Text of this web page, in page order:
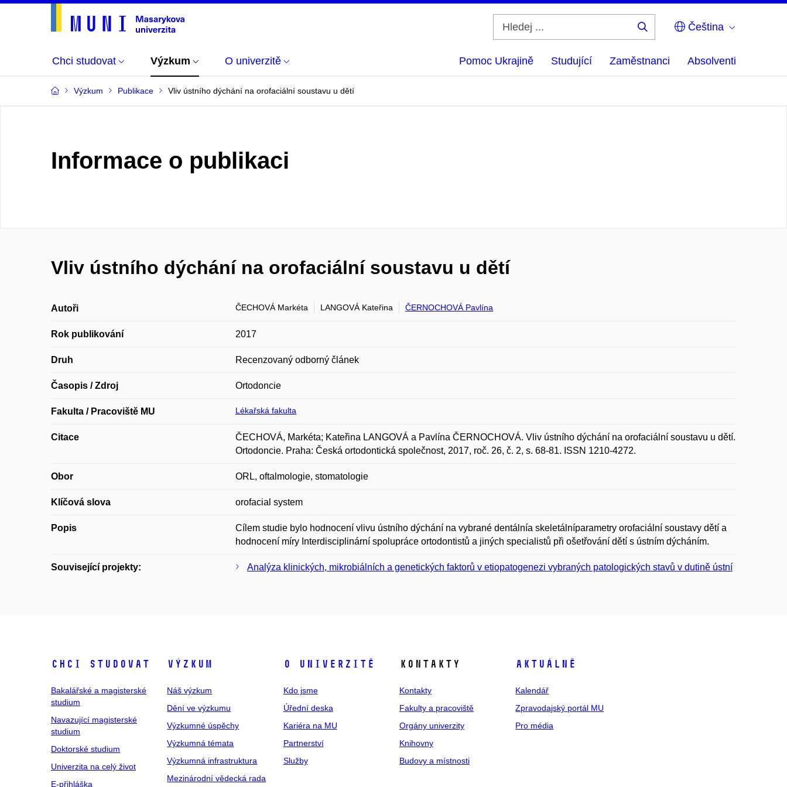
Čeština
Chci studovat Výzkum O univerzitě Pomoc Ukrajině Studující Zaměstnanci Absolventi
Výzkum Publikace Vliv ústního dýchání na orofaciální soustavu u dětí
Informace o publikaci
Vliv ústního dýchání na orofaciální soustavu u dětí
Autoři ČECHOVÁ Markéta LANGOVÁ Kateřina ČERNOCHOVÁ Pavlína
Rok publikování 2017
Druh Recenzovaný odborný článek
Časopis / Zdroj Ortodoncie
Fakulta / Pracoviště MU Lékařská fakulta
Citace
ČECHOVÁ, Markéta; Kateřina LANGOVÁ a Pavlína ČERNOCHOVÁ. Vliv ústního dýchání na orofaciální soustavu u dětí.
Ortodoncie. Praha: Česká ortodontická společnost, 2017, roč. 26, č. 2, s. 68-81. ISSN 1210-4272.
Obor ORL, oftalmologie, stomatologie
Klíčová slova orofacial system
Popis
Cílem studie bylo hodnocení vlivu ústního dýchání na vybrané dentálnía skeletálníparametry orofaciální soustavy dětí a
hodnocení míry Interdisciplinární spolupráce ortodontistů a jiných specialistů při ošetřování dětí s ústním dýcháním.
Související projekty: Analýza klinických, mikrobiálních a genetických faktorů v etiopatogenezi vybraných patologických stavů v dutině ústní
Chci studovat
Bakalářské a magisterské
studium
Navazující magisterské
studium
Doktorské studium
Univerzita na celý život
E-přihláška
Výzkum
Náš výzkum
Dění ve výzkumu
Výzkumné úspěchy
Výzkumná témata
Výzkumná infrastruktura
Mezinárodní vědecká rada
O univerzitě
Kdo jsme
Úřední deska
Kariéra na MU
Partnerství
Služby
Kontakty
Kontakty
Fakulty a pracoviště
Orgány univerzity
Knihovny
Budovy a místnosti
Aktuálně
Kalendář
Zpravodajský portál MU
Pro média